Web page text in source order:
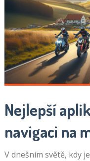
Nejlepší
navigaci na
V dnešním světě, kdy